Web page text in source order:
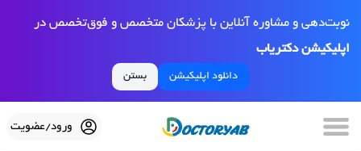
نوبت‌دهی و مشاوره آنلاین با پزشکان متخصص و فوق‌تخصص در
اپلیکیشن دکتریاب
دانلود اپلیکیشن بستن
ورود/عضویت